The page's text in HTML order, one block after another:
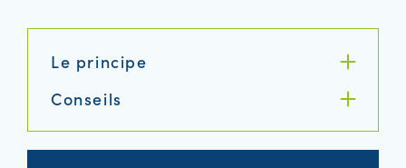
Le principe
Conseils